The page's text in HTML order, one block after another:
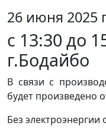
26 июня 2025
с 13:30 до
г.Бодайбо
В связи с
будет произведено
Без электроэнергии